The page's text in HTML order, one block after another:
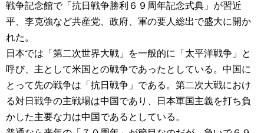
戦争記念館で「抗日戦争勝利６９周年記念式典」が習近
平、李克強など共産党、政府、軍の要人総出で盛大に開か
れた。
日本では「第二次世界大戦」を一般的に「太平洋戦争」と
呼び、主として米国との戦争であったとしている。中国に
とって先の戦争は「抗日戦争」である。第二次大戦におけ
る対日戦争の主戦場は中国であり、日本軍国主義を打ち負
かした主要な力は中国であるとしている。